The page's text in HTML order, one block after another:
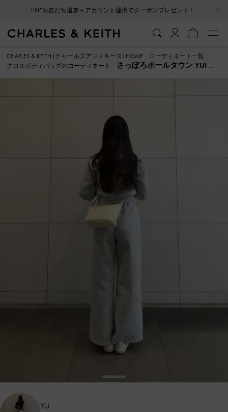
LINEお友だち追加＋アカウント連携でクーポンプレゼント！
CHARLES & KEITH (チャールズアンドキース) HOME
コーディネート一覧
クロスボディバッグのコーディネート
さっぽろポールタウン YUI ク
Yui